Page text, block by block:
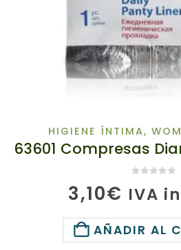
HIGIENE ÍNTIMA,
3,10€ IVA
AÑADIR AL